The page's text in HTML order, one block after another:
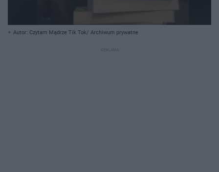
Autor: Czytam Mądrze Tik Tok/ Archiwum prywatne